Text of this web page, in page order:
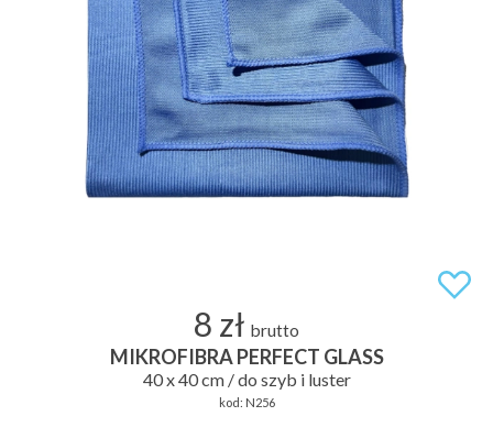
8 zł brutto
MIKROFIBRA PERFECT GLASS
40 x 40 cm / do szyb i luster
kod: N256